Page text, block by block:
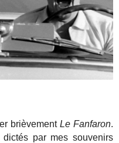
brièvement Le Fanfaron.
par mes souvenirs